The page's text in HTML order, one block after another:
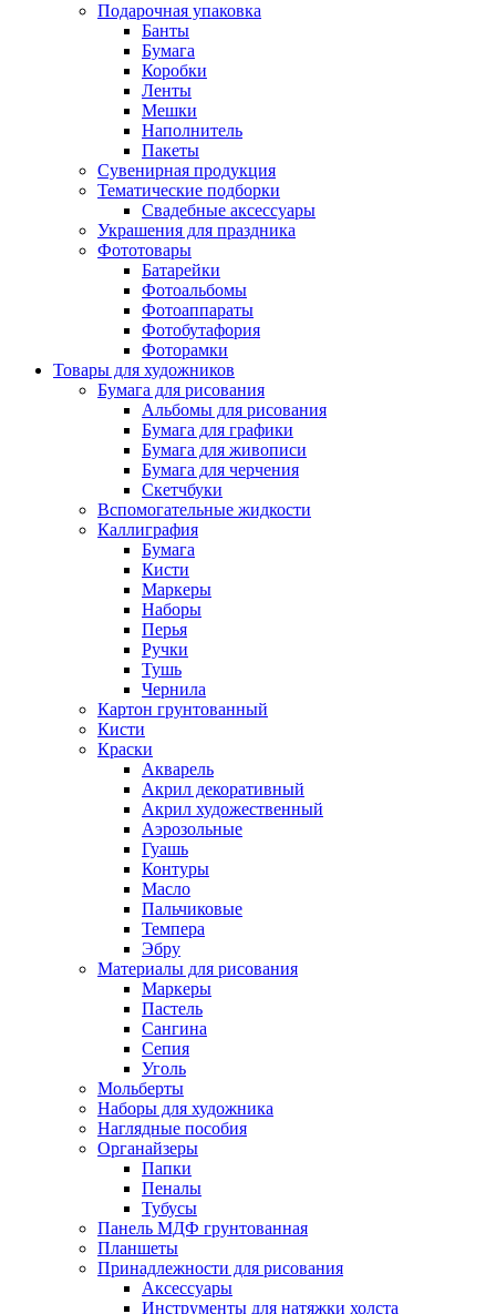
Подарочная упаковка
Банты
Бумага
Коробки
Ленты
Мешки
Наполнитель
Пакеты
Сувенирная продукция
Тематические подборки
Свадебные аксессуары
Украшения для праздника
Фототовары
Батарейки
Фотоальбомы
Фотоаппараты
Фотобутафория
Фоторамки
Товары для художников
Бумага для рисования
Альбомы для рисования
Бумага для графики
Бумага для живописи
Бумага для черчения
Скетчбуки
Вспомогательные жидкости
Каллиграфия
Бумага
Кисти
Маркеры
Наборы
Перья
Ручки
Тушь
Чернила
Картон грунтованный
Кисти
Краски
Акварель
Акрил декоративный
Акрил художественный
Аэрозольные
Гуашь
Контуры
Масло
Пальчиковые
Темпера
Эбру
Материалы для рисования
Маркеры
Пастель
Сангина
Сепия
Уголь
Мольберты
Наборы для художника
Наглядные пособия
Органайзеры
Папки
Пеналы
Тубусы
Панель МДФ грунтованная
Планшеты
Принадлежности для рисования
Аксессуары
Инструменты для натяжки холста